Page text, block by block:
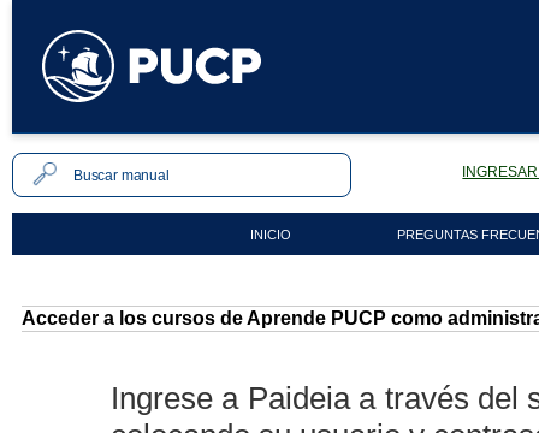
INICIO PREGUNTAS
Acceder a los cursos de Aprende PUCP como
Ingrese a Paideia a través del